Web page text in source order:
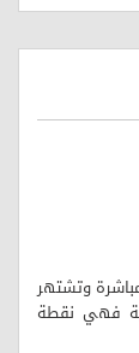
وتشتهر
فهي نقطة